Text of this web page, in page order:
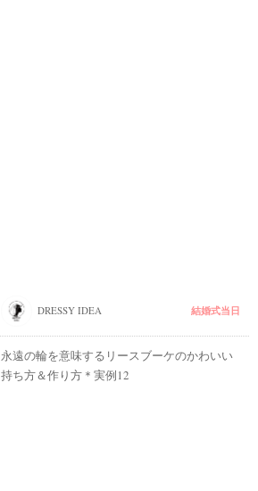
DRESSY IDEA 結婚式当日
永遠の輪を意味するリースブーケのかわいい
持ち方＆作り方＊実例12